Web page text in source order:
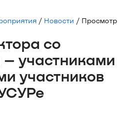
/ Новости / Просмотр
со
– участниками
участников